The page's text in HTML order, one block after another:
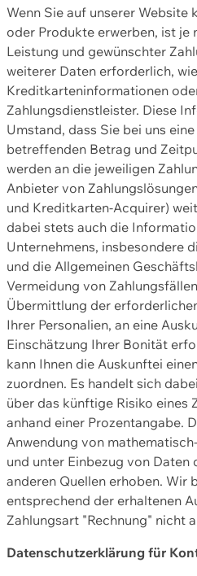
Wenn Sie auf unserer
oder Produkte erwerben, ist je
Leistung und gewünschter
weiterer Daten erforderlich,
Kreditkarteninformationen
Zahlungsdienstleister. Diese
Umstand, dass Sie bei uns
betreffenden Betrag und
werden an die jeweiligen
Anbieter von
und Kreditkarten-Acquirer)
dabei stets auch die
Unternehmens, insbesondere
und die Allgemeinen
Vermeidung von
Übermittlung der
Ihrer Personalien, an eine
Einschätzung Ihrer Bonität
kann Ihnen die Auskunftei
zuordnen. Es handelt sich
über das künftige Risiko eines
anhand einer Prozentangabe.
Anwendung von
und unter Einbezug von Daten
anderen Quellen erhoben. Wir
entsprechend der erhaltenen
Zahlungsart "Rechnung" nicht
Datenschutzerklärung für